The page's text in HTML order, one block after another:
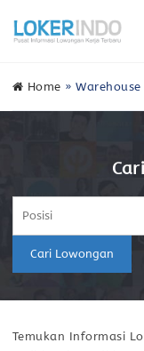
Home »
Cari Lowongan
Temukan Informasi